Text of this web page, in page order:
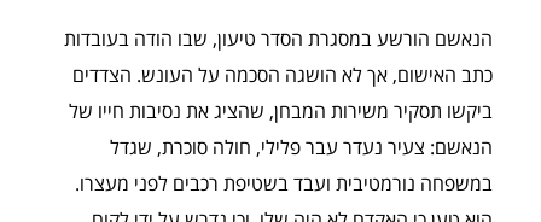
הנאשם הורשע במסגרת הסדר טיעון, שבו הודה בעובדות
כתב האישום, אך לא הושגה הסכמה על העונש. הצדדים
ביקשו תסקיר משירות המבחן, שהציג את נסיבות חייו של
הנאשם: צעיר נעדר עבר פלילי, חולה סוכרת, שגדל
במשפחה נורמטיבית ועבד בשטיפת רכבים לפני מעצרו.